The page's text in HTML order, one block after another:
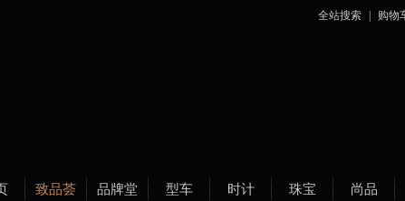
全站搜索 购物
致品荟 品牌堂 型车 时计 珠宝 尚品